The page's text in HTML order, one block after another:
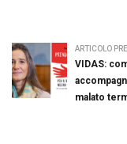
ARTICOLO
VIDAS:
malato